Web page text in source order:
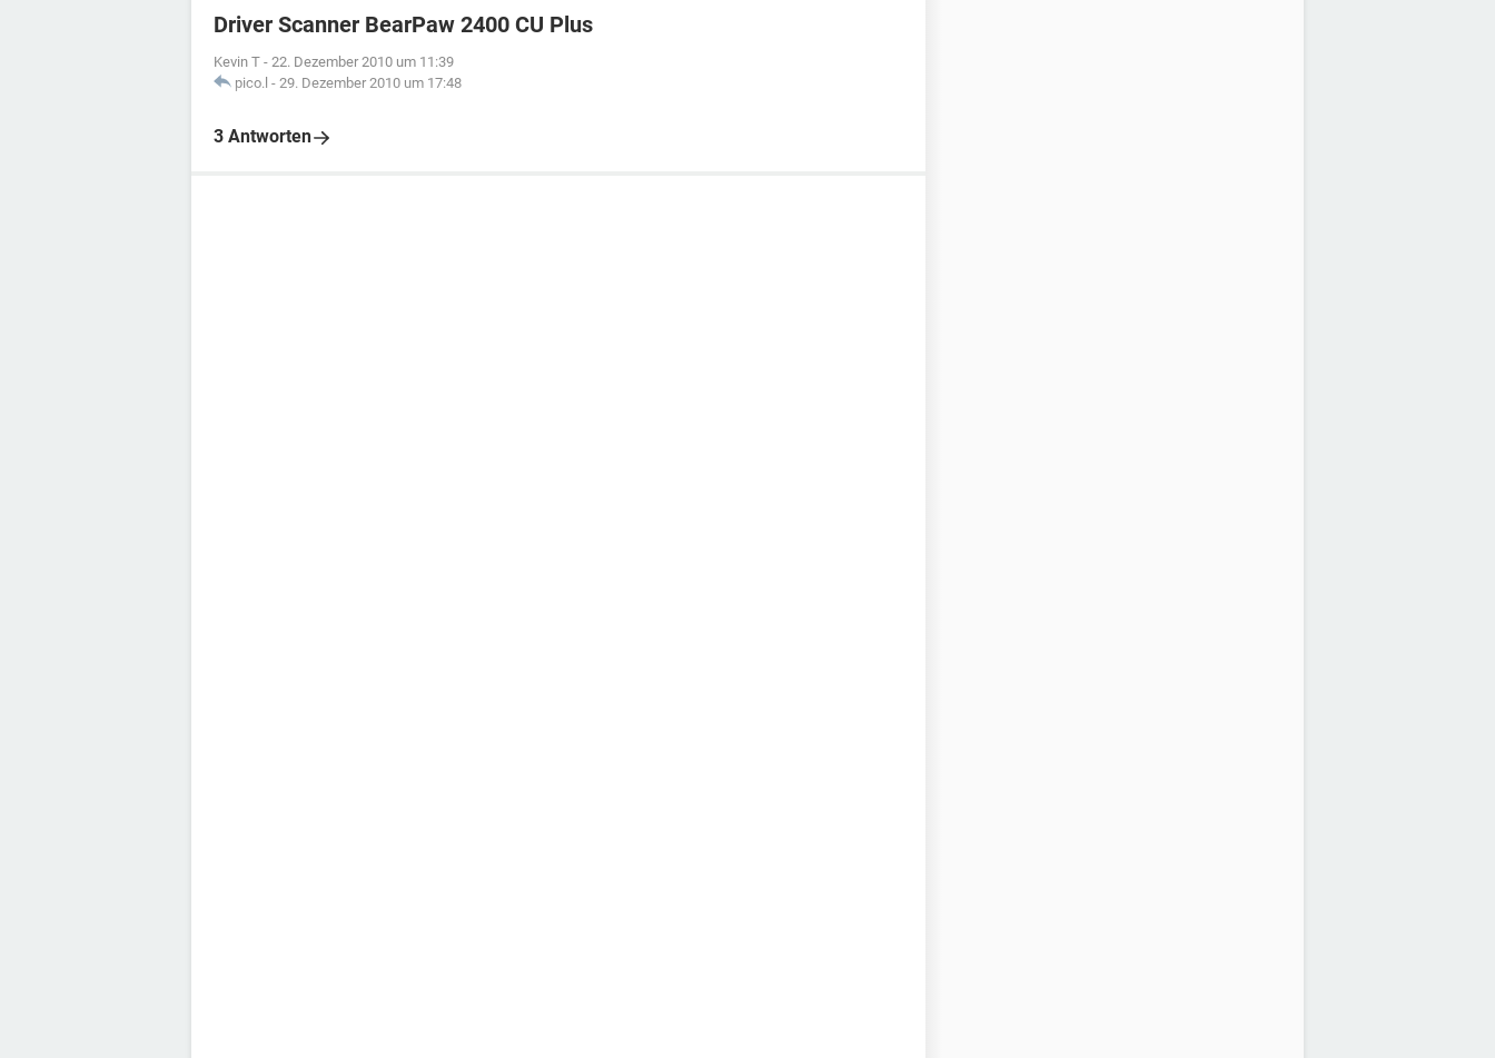
Driver Scanner BearPaw 2400 CU Plus
Kevin T - 22. Dezember 2010 um 11:39
pico.l - 29. Dezember 2010 um 17:48
3 Antworten